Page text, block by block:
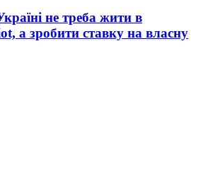
не треба жити в
а зробити ставку на власну